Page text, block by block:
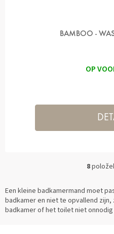
BAMBOO -
OP
8
Een kleine badkamermand moet
badkamer en niet te opvallend
badkamer of het toilet niet